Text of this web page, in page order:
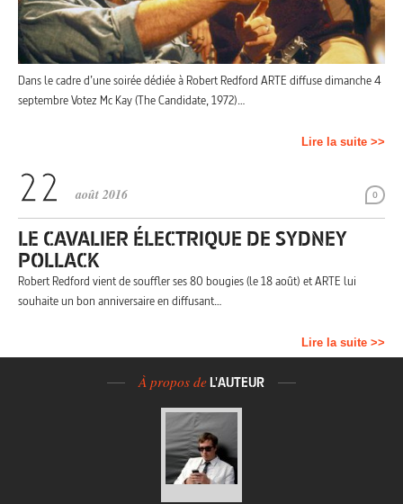
Dans le cadre d’une soirée dédiée à Robert Redford ARTE diffuse dimanche 4
septembre Votez Mc Kay (The Candidate, 1972)…
Lire la suite >>
0
août 2016
LE CAVALIER ÉLECTRIQUE DE SYDNEY
POLLACK
Robert Redford vient de souffler ses 80 bougies (le 18 août) et ARTE lui
souhaite un bon anniversaire en diffusant…
Lire la suite >>
À propos de L'AUTEUR